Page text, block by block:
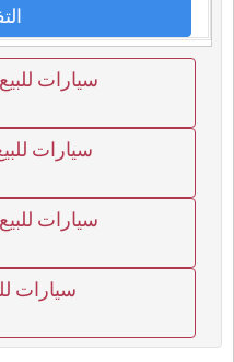
سيارات
سيارات للبيع 128 في
سيارات للبيع 2005 في
سيارات